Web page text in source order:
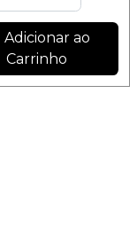
Adicionar ao
Carrinho